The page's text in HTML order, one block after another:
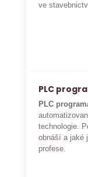
ve
PLC
PLC
technologie.
obnáší a jaké
profese.